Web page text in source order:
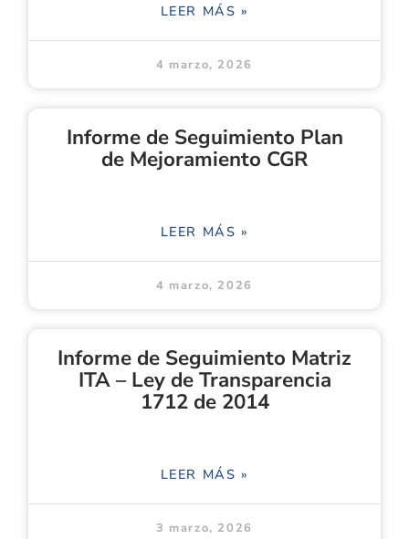
LEER MÁS »
4 marzo, 2026
Informe de Seguimiento Plan
de Mejoramiento CGR
LEER MÁS »
4 marzo, 2026
Informe de Seguimiento Matriz
ITA – Ley de Transparencia
1712 de 2014
LEER MÁS »
3 marzo, 2026